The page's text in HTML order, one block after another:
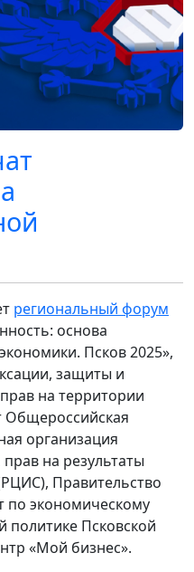
региональный форум
основа
Псков 2025»,
защиты и
на территории
Общероссийская
организация
на результаты
Правительство
по экономическому
политике Псковской
«Мой бизнес».